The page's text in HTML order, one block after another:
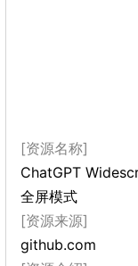
[资源名称]
ChatGPT
全屏模式
[资源来源]
github.com